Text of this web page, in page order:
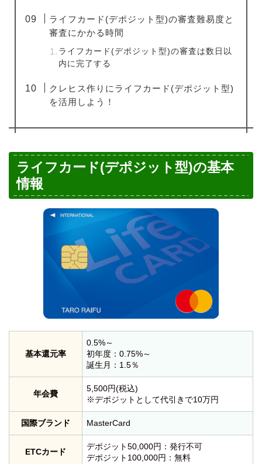
ライフカード(デポジット型)の審査難易度と
審査にかかる時間
ライフカード(デポジット型)の審査は数日以
内に完了する
クレヒス作りにライフカード(デポジット型)
を活用しよう！
ライフカード(デポジット型)の基本
情報
基本還元率
0.5%～
初年度：0.75%～
誕生月：1.5％
年会費
5,500円(税込)
※デポジットとして代引きで10万円
国際ブランド MasterCard
ETCカード
デポジット50,000円：発行不可
デポジット100,000円：無料